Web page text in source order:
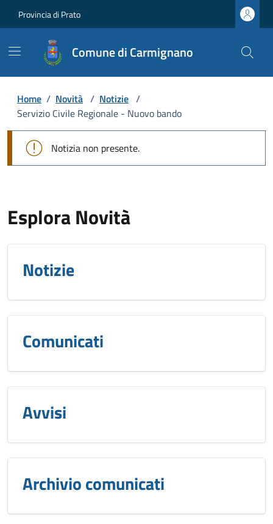
Provincia di Prato
Comune di Carmignano
Home / Novità / Notizie /
Servizio Civile Regionale - Nuovo bando
Notizia non presente.
Esplora Novità
Notizie
Comunicati
Avvisi
Archivio comunicati